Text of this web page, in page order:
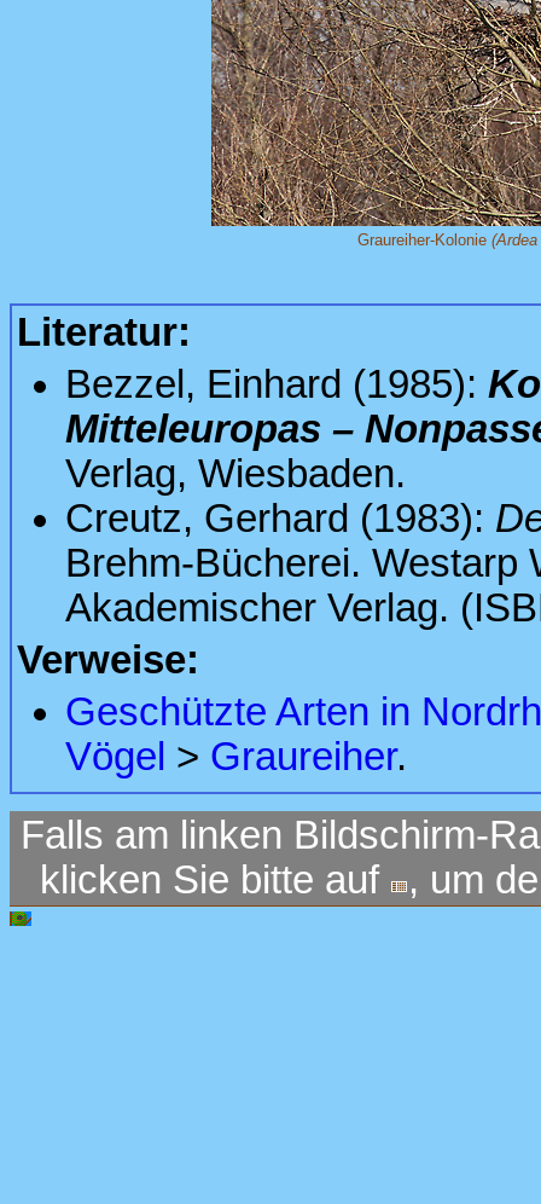
Graureiher-Kolonie
Literatur:
Bezzel, Einhard (1985):
Mitteleuropas –
Verlag, Wiesbaden.
Creutz, Gerhard (1983):
Brehm-Bücherei. Westarp
Akademischer Verlag.
Verweise:
Geschützte Arten in
Vögel > Graureiher.
Falls am linken Bildschirm-
klicken Sie bitte auf
, um